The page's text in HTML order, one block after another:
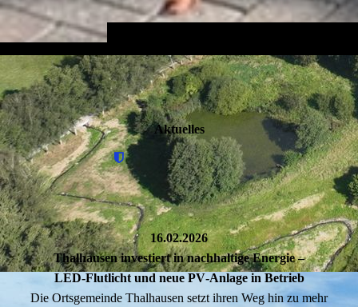
Aktuelles
16.02.2026
Thalhausen investiert in nachhaltige Energie –
LED‑Flutlicht und neue PV‑Anlage in Betrieb
Die Ortsgemeinde Thalhausen setzt ihren Weg hin zu mehr